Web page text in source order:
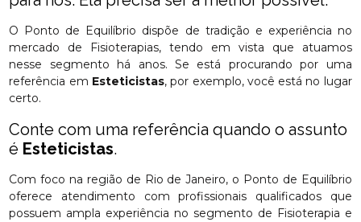
O Ponto de Equilíbrio dispõe de tradição e experiência no
mercado de Fisioterapias, tendo em vista que atuamos
nesse segmento há anos. Se está procurando por uma
referência em Esteticistas, por exemplo, você está no lugar
certo.
Conte com uma referência quando o assunto
é Esteticistas.
Com foco na região de Rio de Janeiro, o Ponto de Equilíbrio
oferece atendimento com profissionais qualificados que
possuem ampla experiência no segmento de Fisioterapia e